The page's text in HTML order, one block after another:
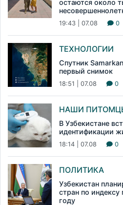
остаются около
19:43 | 07.08 0
ТЕХНОЛОГИИ
Спутник
первый снимок
18:51 | 07.08 0
НАШИ
В Узбекистане
идентификации
18:14 | 07.08 0
ПОЛИТИКА
Узбекистан
стран по
году